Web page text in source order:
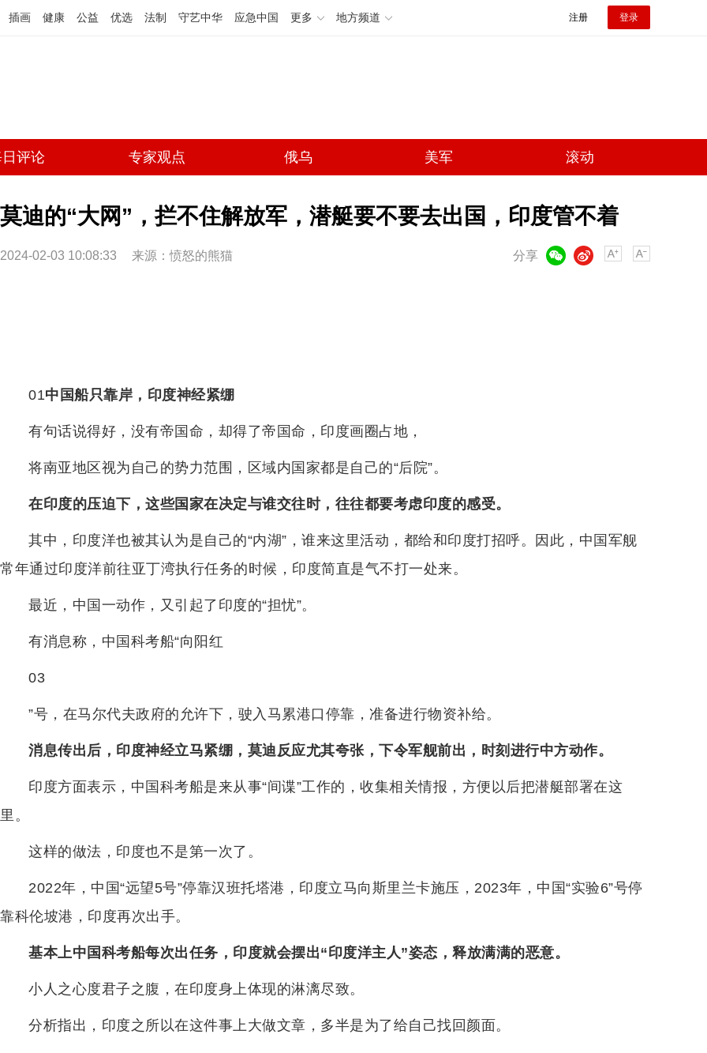
插画 健康 公益 优选 法制 守艺中华 应急中国 更多 地方频道 注册 登录
评论 专家观点 俄乌 美军 滚动
莫迪的“大网”，拦不住解放军，潜艇要不要去出国，印度管不着
2024-02-03 10:08:33 来源：愤怒的熊猫 分享
微博
01中国船只靠岸，印度神经紧绷
有句话说得好，没有帝国命，却得了帝国命，印度画圈占地，
将南亚地区视为自己的势力范围，区域内国家都是自己的“后院”。
在印度的压迫下，这些国家在决定与谁交往时，往往都要考虑印度的感受。
其中，印度洋也被其认为是自己的“内湖”，谁来这里活动，都给和印度打招呼。因此，中国军舰
常年通过印度洋前往亚丁湾执行任务的时候，印度简直是气不打一处来。
最近，中国一动作，又引起了印度的“担忧”。
有消息称，中国科考船“向阳红
03
”号，在马尔代夫政府的允许下，驶入马累港口停靠，准备进行物资补给。
消息传出后，印度神经立马紧绷，莫迪反应尤其夸张，下令军舰前出，时刻进行中方动作。
印度方面表示，中国科考船是来从事“间谍”工作的，收集相关情报，方便以后把潜艇部署在这
里。
这样的做法，印度也不是第一次了。
2022年，中国“远望5号”停靠汉班托塔港，印度立马向斯里兰卡施压，2023年，中国“实验6”号停
靠科伦坡港，印度再次出手。
基本上中国科考船每次出任务，印度就会摆出“印度洋主人”姿态，释放满满的恶意。
小人之心度君子之腹，在印度身上体现的淋漓尽致。
分析指出，印度之所以在这件事上大做文章，多半是为了给自己找回颜面。